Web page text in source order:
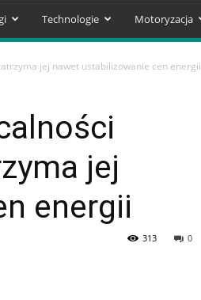
Technologie Motoryzacja
jej nawet ustabilizowanie cen energii
jej
energii
0
313